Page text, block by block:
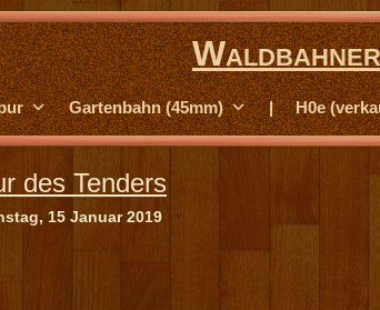
Gartenbahn (45mm) | H0e
des Tenders
15 Januar 2019